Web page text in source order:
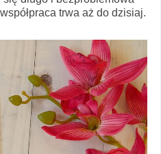
trwa aż do dzisiaj.